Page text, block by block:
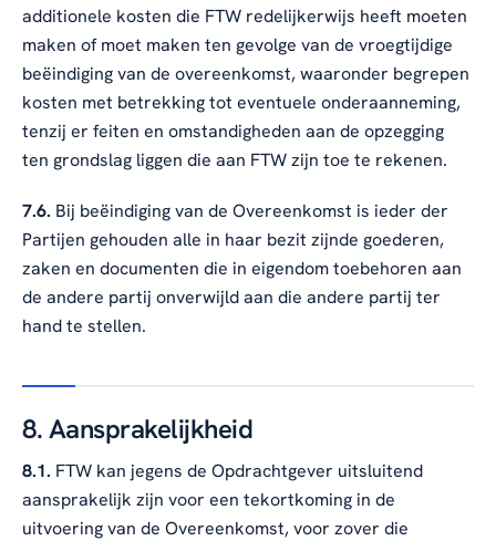
additionele kosten die FTW redelijkerwijs heeft moeten
maken of moet maken ten gevolge van de vroegtijdige
beëindiging van de overeenkomst, waaronder begrepen
kosten met betrekking tot eventuele onderaanneming,
tenzij er feiten en omstandigheden aan de opzegging
ten grondslag liggen die aan FTW zijn toe te rekenen.
7.6. Bij beëindiging van de Overeenkomst is ieder der
Partijen gehouden alle in haar bezit zijnde goederen,
zaken en documenten die in eigendom toebehoren aan
de andere partij onverwijld aan die andere partij ter
hand te stellen.
8. Aansprakelijkheid
8.1. FTW kan jegens de Opdrachtgever uitsluitend
aansprakelijk zijn voor een tekortkoming in de
uitvoering van de Overeenkomst, voor zover die